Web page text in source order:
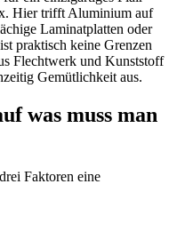
Hier trifft Aluminium auf
Laminatplatten oder
praktisch keine Grenzen
Flechtwerk und Kunststoff
Gemütlichkeit aus.
was muss man
Faktoren eine